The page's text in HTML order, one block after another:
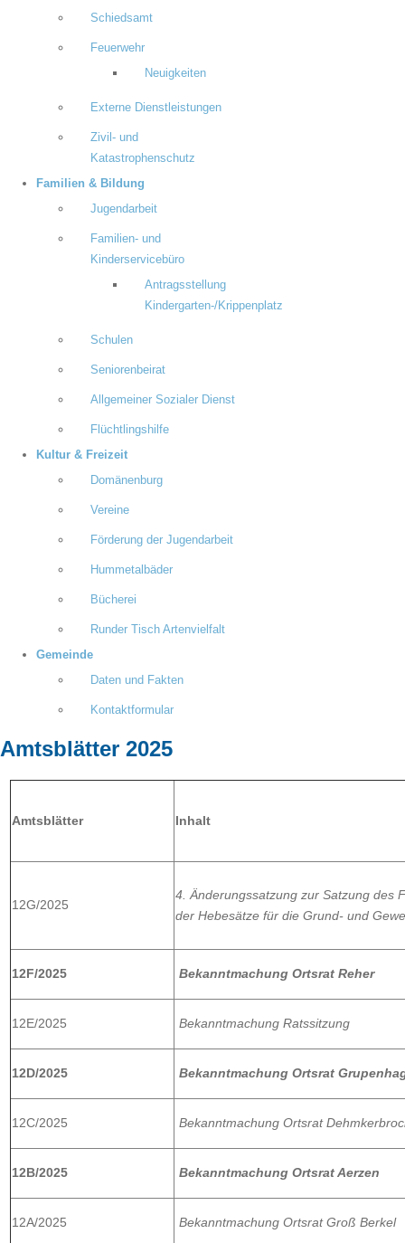
Schiedsamt
Feuerwehr
Neuigkeiten
Externe Dienstleistungen
Zivil- und
Katastrophenschutz
Familien & Bildung
Jugendarbeit
Familien- und
Kinderservicebüro
Antragsstellung
Kindergarten-/Krippenplatz
Schulen
Seniorenbeirat
Allgemeiner Sozialer Dienst
Flüchtlingshilfe
Kultur & Freizeit
Domänenburg
Vereine
Förderung der Jugendarbeit
Hummetalbäder
Bücherei
Runder Tisch Artenvielfalt
Gemeinde
Daten und Fakten
Kontaktformular
Amtsblätter 2025
Amtsblätter Inhalt
12G/2025
4. Änderungssatzung zur Satzung des
der Hebesätze für die Grund- und
12F/2025 Bekanntmachung Ortsrat Reher
12E/2025 Bekanntmachung Ratssitzung
12D/2025 Bekanntmachung Ortsrat
12C/2025 Bekanntmachung Ortsrat
12B/2025 Bekanntmachung Ortsrat Aerzen
12A/2025 Bekanntmachung Ortsrat Groß Berkel